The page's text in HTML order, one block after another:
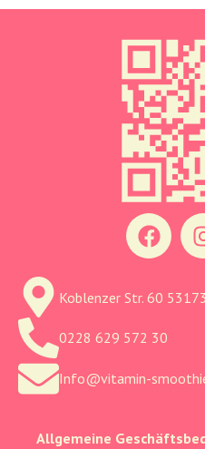
Koblenzer Str. 60
0228 629 572 30
Info@vitamin-
Allgemeine